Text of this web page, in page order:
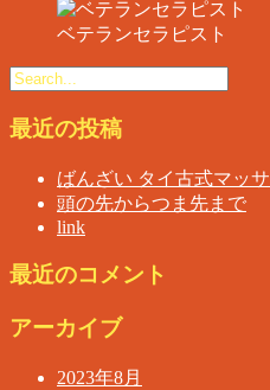
ベテランセラピスト
最近の投稿
ばんざい タイ古式マッ
頭の先からつま先まで
link
最近のコメント
アーカイブ
2023年8月